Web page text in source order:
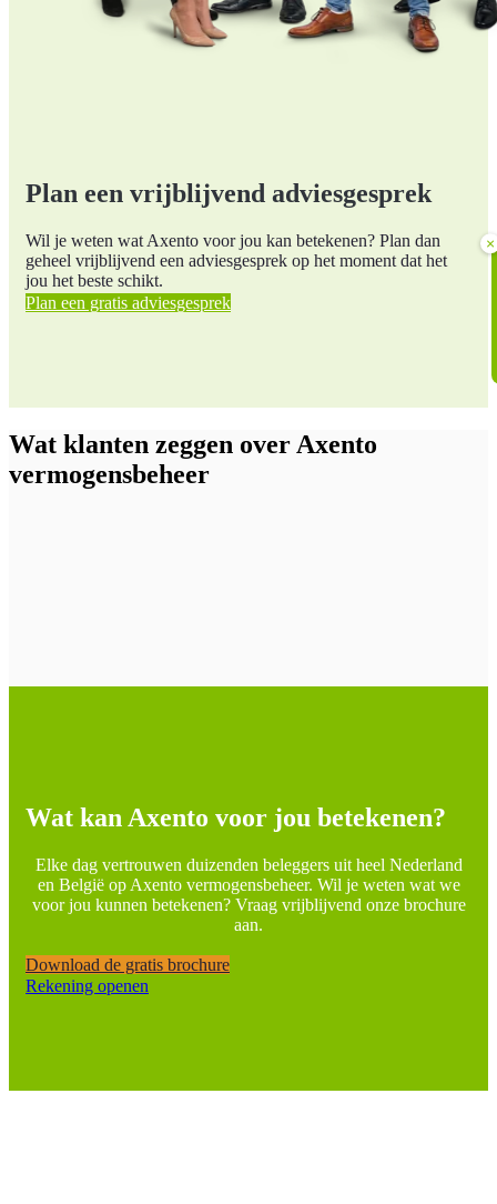
Plan een vrijblijvend adviesgesprek
Wil je weten wat Axento voor jou kan betekenen? Plan dan
geheel vrijblijvend een adviesgesprek op het moment dat het
jou het beste schikt.
Plan een gratis adviesgesprek
Wat klanten zeggen over Axento
vermogensbeheer
Wat kan Axento voor jou betekenen?
Elke dag vertrouwen duizenden beleggers uit heel Nederland
en België op Axento vermogensbeheer. Wil je weten wat we
voor jou kunnen betekenen? Vraag vrijblijvend onze brochure
aan.
Download de gratis brochure
Rekening openen
×